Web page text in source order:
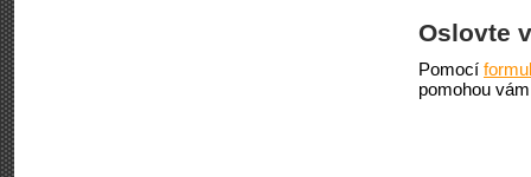
Oslovte
Pomocí
pomohou